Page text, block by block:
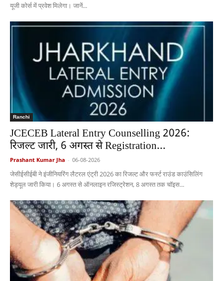
यूजी कोर्स में प्रवेश मिलेगा। जानें...
Ranchi
JCECEB Lateral Entry Counselling 2026:
रिजल्ट जारी, 6 अगस्त से Registration...
Prashant Kumar Jha - 06-08-2026
जेसीईसीईबी ने इंजीनियरिंग लैटरल एंट्री 2026 का रिजल्ट और फर्स्ट राउंड काउंसिलिंग
शेड्यूल जारी किया। 6 अगस्त से ऑनलाइन रजिस्ट्रेशन, 8 अगस्त तक चॉइस...